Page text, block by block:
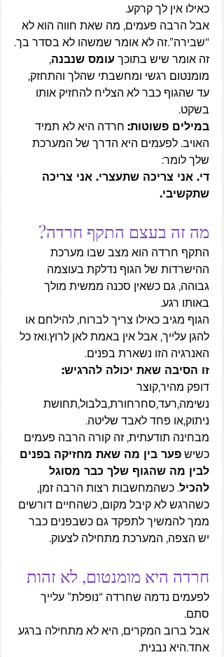
כאילו אין לך קרקע.
אבל הרבה פעמים, מה שאת חווה הוא לא
“שבירה”.זה לא אומר שמשהו לא בסדר בך.
זה אומר שיש בתוכך עומס שנבנה,
מומנטום רגשי ומחשבתי שהלך והתחזק,
עד שהגוף כבר לא הצליח להחזיק אותו
בשקט.
במילים פשוטות: חרדה היא לא תמיד
האויב. לפעמים היא הדרך של המערכת
שלך לומר:
די. אני צריכה שתעצרי. אני צריכה
שתקשיבי.
מה זה בעצם התקף חרדה?
התקף חרדה הוא מצב שבו מערכת
ההישרדות של הגוף נדלקת בעוצמה
גבוהה, גם כשאין סכנה ממשית מולך
באותו רגע.
הגוף מגיב כאילו צריך לברוח, להילחם או
להגן עלייך, אבל אין באמת לאן לרוץ.ואז כל
האנרגיה הזו נשארת בפנים.
זו הסיבה שאת יכולה להרגיש:
דופק מהיר,קוצר
נשימה,רעד,סחרחורת,בלבול,תחושת
ניתוק,או פחד לאבד שליטה.
מבחינה תודעתית, זה קורה הרבה פעמים
כשיש פער בין מה שאת מחזיקה בפנים
לבין מה שהגוף שלך כבר מסוגל
להכיל. כשהמחשבות רצות הרבה זמן,
כשהרגש לא קיבל מקום, כשהחיים דורשים
ממך להמשיך לתפקד גם כשבפנים כבר
יש הצפה, המערכת מתחילה לצעוק.
חרדה היא מומנטום, לא זהות
לפעמים נדמה שחרדה “נופלת” עלייך
סתם.
אבל ברוב המקרים, היא לא מתחילה ברגע
אחד.היא נבנית.